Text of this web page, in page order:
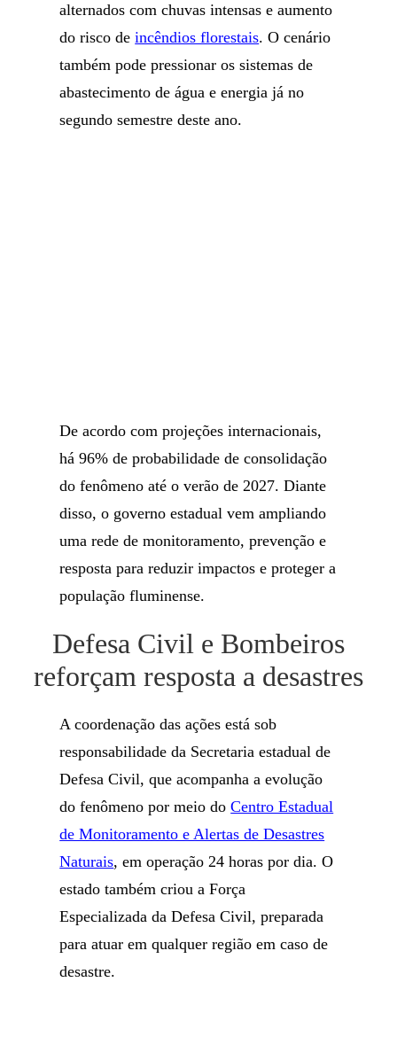
alternados com chuvas intensas e aumento
do risco deincêndios florestais. O cenário
também pode pressionar os sistemas de
abastecimento de água e energia já no
segundo semestre deste ano.
De acordo com projeções internacionais,
há 96% de probabilidade de consolidação
do fenômeno até o verão de 2027. Diante
disso, o governo estadual vem ampliando
uma rede de monitoramento, prevenção e
resposta para reduzir impactos e proteger a
população fluminense.
Defesa Civil e Bombeiros
reforçam resposta a desastres
A coordenação das ações está sob
responsabilidade da Secretaria estadual de
Defesa Civil, que acompanha a evolução
do fenômeno por meio doCentro Estadual
de Monitoramento e Alertas de Desastres
Naturais, em operação 24 horas por dia. O
estado também criou a Força
Especializada da Defesa Civil, preparada
para atuar em qualquer região em caso de
desastre.